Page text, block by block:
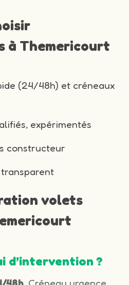
à Themericourt
(24/48h) et créneaux
expérimentés
constructeur
volets
d’intervention ?